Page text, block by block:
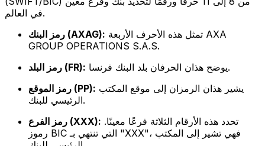
في العالم.
رمز البنك (AXAG):
GROUP OPERATIONS S.A.S.
رمز البلد (FR):
يوضح هذان الحرفان بلد البنك فرنسا.
رمز الموقع (PP):
الرئيسي للبنك.
رمز الفرع (XXX):
رموز BIC التي تنتهي بـ "XXX"، فهي تشير إلى المكتب